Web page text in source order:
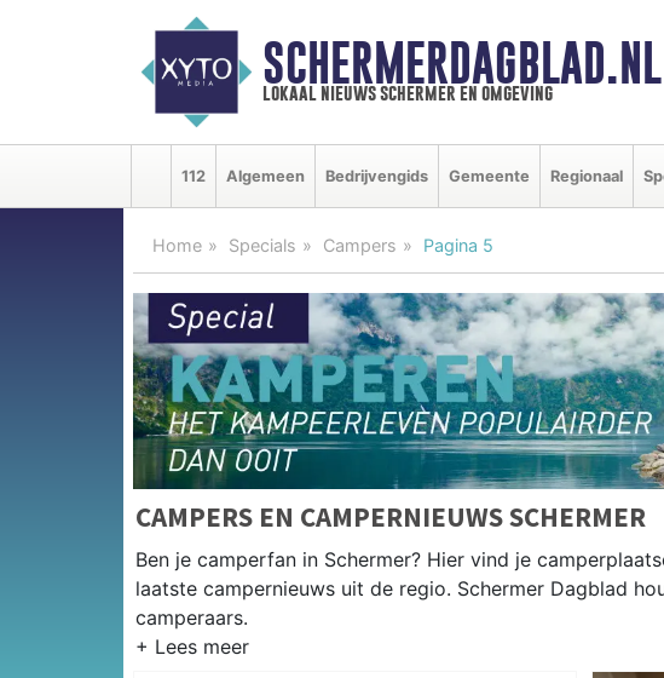
SCHERMERDAGBLAD.NL
lokaal nieuws schermer en omgeving
112 Algemeen Bedrijvengids Gemeente Regionaal
Home Specials Campers Pagina 5
CAMPERS EN CAMPERNIEUWS SCHERMER
Ben je camperfan in Schermer? Hier vind je
laatste campernieuws uit de regio. Schermer Dagblad
camperaars.